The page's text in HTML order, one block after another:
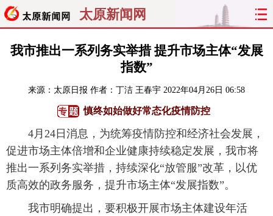
太原新闻网
首页 聚焦 太原 山西
曝光 综合
旅游 理财 政务 教育
看天下 晋月读 最太原 网罗民生
太原日报 太原晚报 热评 社区
我市推出一系列务实举措 提升市场主体“发展
指数”
来源： 太原日报 作者：丁洁 王春宇 2022年04月26日 06:58
慎终如始做好常态化疫情防控
4月24日消息，为统筹疫情防控和经济社会发展，
促进市场主体倍增和企业健康持续稳定发展，我市将
推出一系列务实举措，持续深化“放管服”改革，以优
质高效的政务服务，提升市场主体“发展指数”。
我市明确提出，要积极开展市场主体建设年活